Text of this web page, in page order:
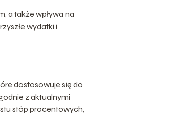
a także wpływa na
wydatki i
dostosowuje się do
z aktualnymi
stóp procentowych,